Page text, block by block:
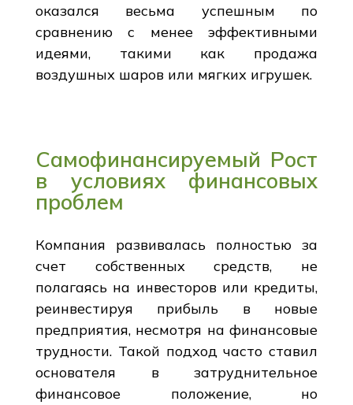
оказался весьма успешным по
сравнению с менее эффективными
идеями, такими как продажа
воздушных шаров или мягких игрушек.
Самофинансируемый Рост
в условиях финансовых
проблем
Компания развивалась полностью за
счет собственных средств, не
полагаясь на инвесторов или кредиты,
реинвестируя прибыль в новые
предприятия, несмотря на финансовые
трудности. Такой подход часто ставил
основателя в затруднительное
финансовое положение, но